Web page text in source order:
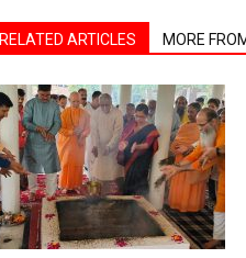
RELATED ARTICLES MORE